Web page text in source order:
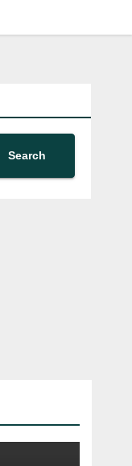
Search